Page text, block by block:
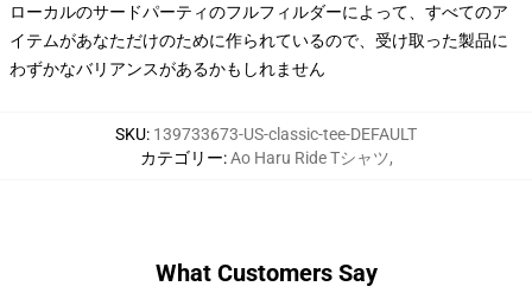
ローカルのサードパーティのフルフィルダーによって、すべてのア
イテムがあなただけのために作られているので、受け取った製品に
わずかなバリアンスがあるかもしれません
SKU: 139733673-US-classic-tee-DEFAULT
カテゴリー:Ao Haru Ride Tシャツ,
What Customers Say